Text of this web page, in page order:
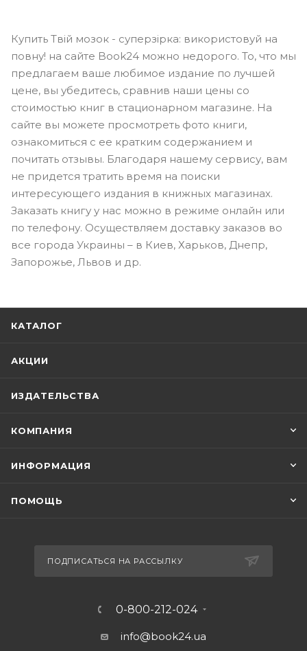
Купить Твій мозок - суперзірка: використовуй на
повну! на сайте Book24 можно недорого. То, что мы
предлагаем ваше любимое издание по лучшей
цене, вы убедитесь, сравнив наши цены со
стоимостью книг в стационарном магазине. На
сайте вы можете просмотреть фото книги,
ознакомиться с ее кратким содержанием и
почитать отзывы. Благодаря нашему сервису, вам
не придется тратить время на поиски
интересующего издания в книжных магазинах.
Заказать книгу у нас можно в режиме онлайн или
по телефону. Осуществляем доставку заказов во
все города Украины – в Киев, Харьков, Днепр,
Запорожье, Львов и др.
КАТАЛОГ
АКЦИИ
ИЗДАТЕЛЬСТВА
КОМПАНИЯ
ИНФОРМАЦИЯ
ПОМОЩЬ
ПОДПИСАТЬСЯ НА РАССЫЛКУ
0-800-212-024
info@book24.ua